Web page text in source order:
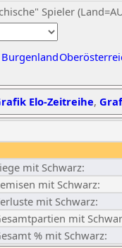
Spieler
Burgenland
Elo-Zeitreihe,
mit Schwarz:
mit Schwarz:
mit Schwarz:
mit
% mit Schwarz: